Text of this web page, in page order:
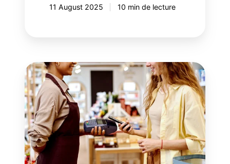
11 August 2025 10 min de lecture
Les
2
dimensions
de
la
performance
des
programmes